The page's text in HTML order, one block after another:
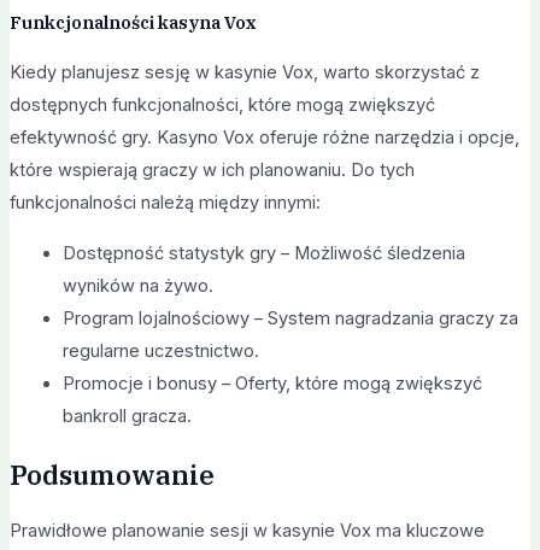
Funkcjonalności kasyna Vox
Kiedy planujesz sesję w kasynie Vox, warto skorzystać z
dostępnych funkcjonalności, które mogą zwiększyć
efektywność gry. Kasyno Vox oferuje różne narzędzia i opcje,
które wspierają graczy w ich planowaniu. Do tych
funkcjonalności należą między innymi:
Dostępność statystyk gry – Możliwość śledzenia
wyników na żywo.
Program lojalnościowy – System nagradzania graczy za
regularne uczestnictwo.
Promocje i bonusy – Oferty, które mogą zwiększyć
bankroll gracza.
Podsumowanie
Prawidłowe planowanie sesji w kasynie Vox ma kluczowe